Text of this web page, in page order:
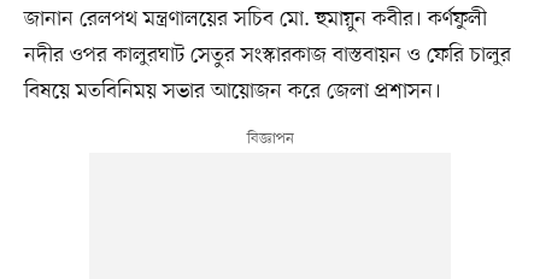
জানান রেলপথ মন্ত্রণালয়ের সচিব মো. হুমায়ুন কবীর। কর্ণফুলী
নদীর ওপর কালুরঘাট সেতুর সংস্কারকাজ বাস্তবায়ন ও ফেরি চালুর
বিষয়ে মতবিনিময় সভার আয়োজন করে জেলা প্রশাসন।